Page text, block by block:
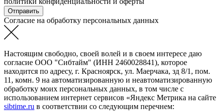
Согласие на обработку персональных данных
Настоящим свободно, своей волей и в своем интересе даю
согласие ООО "Сибтайм" (ИНН 2460028841), которое
находится по адресу, г. Красноярск, ул. Маерчака, зд 8/1, пом.
11, комн. 9 на автоматизированную и неавтоматизированную
обработку моих персональных данных, в том числе с
использованием интернет сервисов «Яндекс Метрика на сайте
sibtime.ru в соответствии со следующим перечнем: